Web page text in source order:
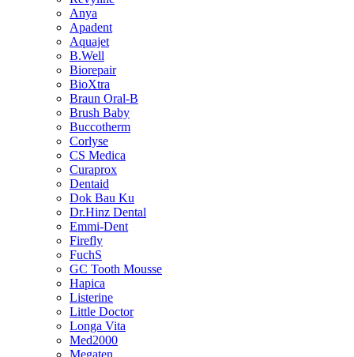
Anya
Apadent
Aquajet
B.Well
Biorepair
BioXtra
Braun Oral-B
Brush Baby
Buccotherm
Corlyse
CS Medica
Curaprox
Dentaid
Dok Bau Ku
Dr.Hinz Dental
Emmi-Dent
Firefly
FuchS
GC Tooth Mousse
Hapica
Listerine
Little Doctor
Longa Vita
Med2000